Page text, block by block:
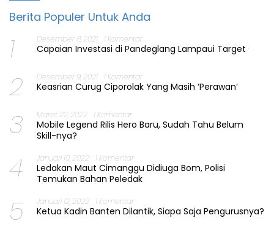
Berita Populer Untuk Anda
1 Desember 8, 2021 1 Komentar
Capaian Investasi di Pandeglang Lampaui Target
2 Desember 9, 2021 1 Komentar
Keasrian Curug Ciporolak Yang Masih ‘Perawan’
3 Maret 22, 2022 1 Komentar
Mobile Legend Rilis Hero Baru, Sudah Tahu Belum
Skill-nya?
4 Januari 10, 2022 1 Komentar
Ledakan Maut Cimanggu Didiuga Bom, Polisi
Temukan Bahan Peledak
5 Januari 12, 2022 1 Komentar
Ketua Kadin Banten Dilantik, Siapa Saja Pengurusnya?